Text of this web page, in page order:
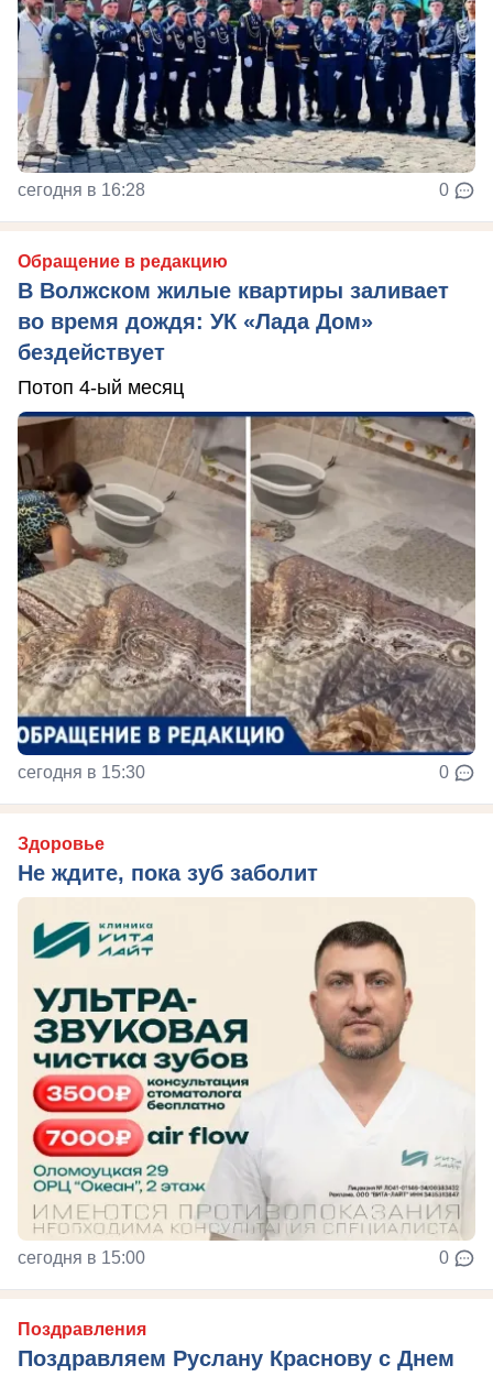
сегодня в 16:28 0
Обращение в редакцию
В Волжском жилые квартиры заливает
во время дождя: УК «Лада Дом»
бездействует
Потоп 4-ый месяц
сегодня в 15:30 0
Здоровье
Не ждите, пока зуб заболит
сегодня в 15:00 0
Поздравления
Поздравляем Руслану Краснову с Днем